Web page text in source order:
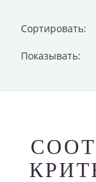
Сортировать:
Показывать: